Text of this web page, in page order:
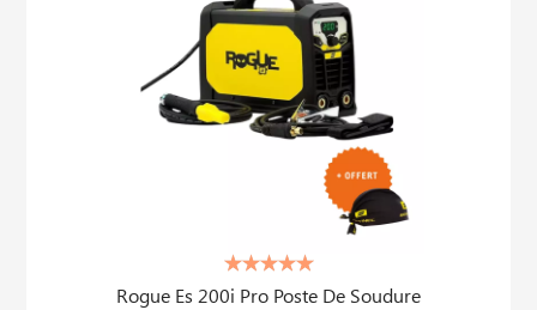
Rogue Es 200i Pro Poste De Soudure